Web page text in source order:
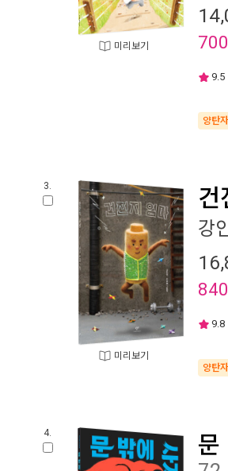
미리보기 700
9.5
양탄
3.
미리보기
건
강
840
9.8
양탄
4. 문